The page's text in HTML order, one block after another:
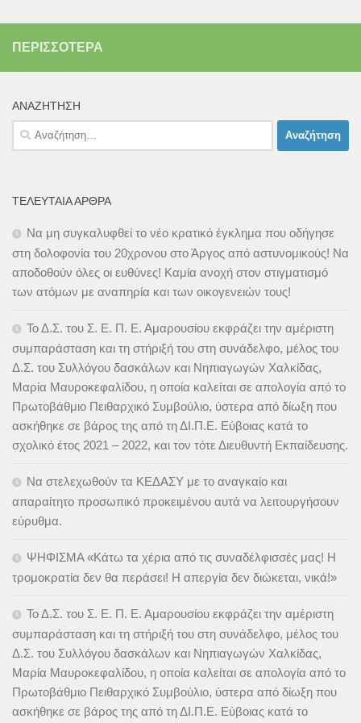
ΠΕΡΙΣΣΌΤΕΡΑ
ΑΝΑΖΉΤΗΣΗ
Αναζήτηση
για:
ΤΕΛΕΥΤΑΊΑ ΆΡΘΡΑ
Να μη συγκαλυφθεί το νέο κρατικό έγκλημα που οδήγησε
στη δολοφονία του 20χρονου στο Άργος από αστυνομικούς! Να
αποδοθούν όλες οι ευθύνες! Καμία ανοχή στον στιγματισμό
των ατόμων με αναπηρία και των οικογενειών τους!
Το Δ.Σ. του Σ. Ε. Π. Ε. Αμαρουσίου εκφράζει την αμέριστη
συμπαράσταση και τη στήριξή του στη συνάδελφο, μέλος του
Δ.Σ. του Συλλόγου δασκάλων και Νηπιαγωγών Χαλκίδας,
Μαρία Μαυροκεφαλίδου, η οποία καλείται σε απολογία από το
Πρωτοβάθμιο Πειθαρχικό Συμβούλιο, ύστερα από δίωξη που
ασκήθηκε σε βάρος της από τη ΔΙ.Π.Ε. Εύβοιας κατά το
σχολικό έτος 2021 – 2022, και τον τότε Διευθυντή Εκπαίδευσης.
Να στελεχωθούν τα ΚΕΔΑΣΥ με το αναγκαίο και
απαραίτητο προσωπικό προκειμένου αυτά να λειτουργήσουν
εύρυθμα.
ΨΗΦΙΣΜΑ «Κάτω τα χέρια από τις συναδέλφισσές μας! Η
τρομοκρατία δεν θα περάσει! Η απεργία δεν διώκεται, νικά!»
Το Δ.Σ. του Σ. Ε. Π. Ε. Αμαρουσίου εκφράζει την αμέριστη
συμπαράσταση και τη στήριξή του στη συνάδελφο, μέλος του
Δ.Σ. του Συλλόγου δασκάλων και Νηπιαγωγών Χαλκίδας,
Μαρία Μαυροκεφαλίδου, η οποία καλείται σε απολογία από το
Πρωτοβάθμιο Πειθαρχικό Συμβούλιο, ύστερα από δίωξη που
ασκήθηκε σε βάρος της από τη ΔΙ.Π.Ε. Εύβοιας κατά το